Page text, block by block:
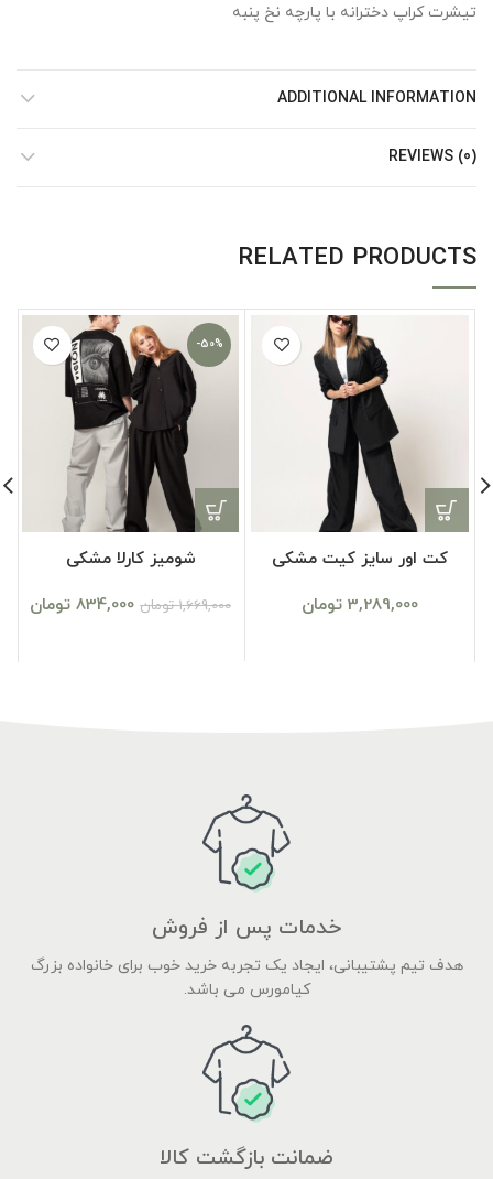
تیشرت کراپ دخترانه با پارچه نخ پنبه
ADDITIONAL INFORMATION
REVIEWS (0)
RELATED PRODUCTS
کت اور سایز کیت مشکی
3,289,000 تومان
-50%
شومیز کارلا مشکی
1,669,000 تومان 834,000 تومان
خدمات پس از فروش
هدف تیم پشتیبانی، ایجاد یک تجربه خرید خوب برای خانواده بزرگ
کیامورس می باشد.
ضمانت بازگشت کالا